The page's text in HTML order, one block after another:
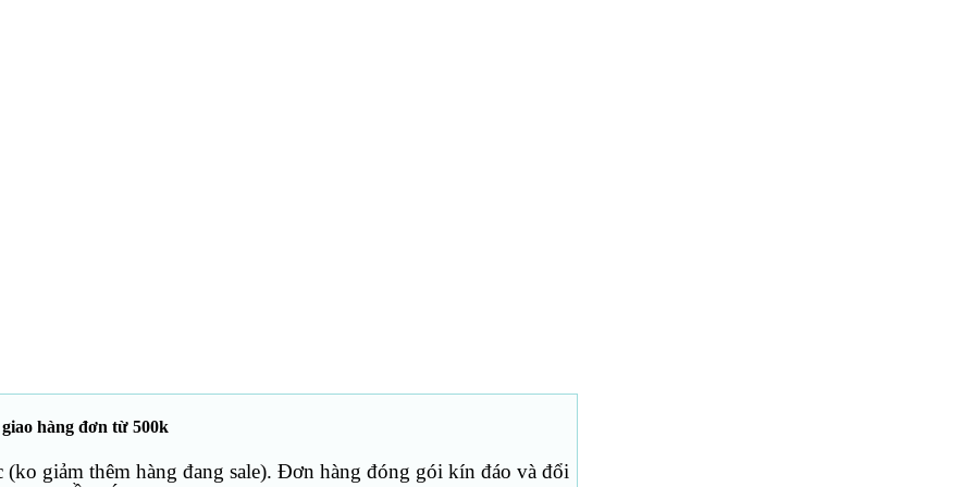
hàng đơn từ 500k
giảm thêm hàng đang sale). Đơn hàng đóng gói kín đáo và đổi